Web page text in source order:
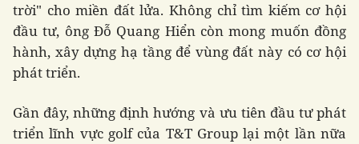
trời" cho miền đất lửa. Không chỉ tìm kiếm cơ hội
đầu tư, ông Đỗ Quang Hiển còn mong muốn đồng
hành, xây dựng hạ tầng để vùng đất này có cơ hội
phát triển.
Gần đây, những định hướng và ưu tiên đầu tư phát
triển lĩnh vực golf của T&T Group lại một lần nữa